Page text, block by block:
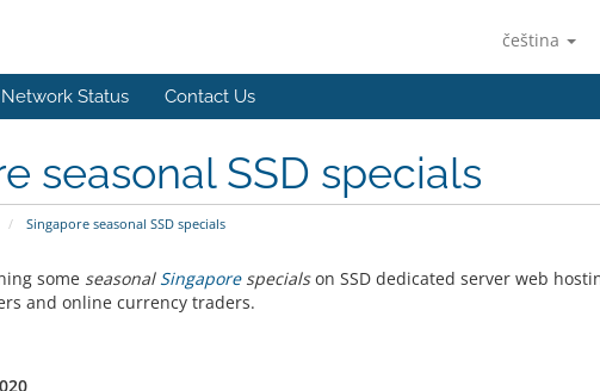
čeština
Network Status Contact Us
seasonal SSD specials
Singapore seasonal SSD specials
some seasonal Singaporespecialson SSD dedicated server web
and online currency traders.